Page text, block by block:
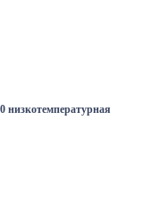
низкотемпературная